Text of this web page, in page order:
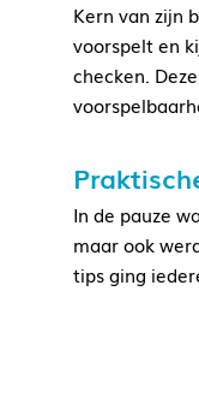
Kern van zijn
voorspelt en
checken.
In de pauze
maar ook
tips ging